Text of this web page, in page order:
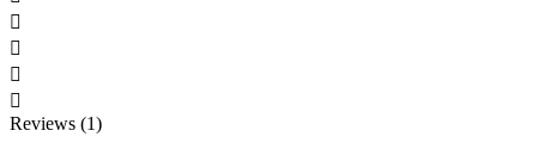




Reviews (1)